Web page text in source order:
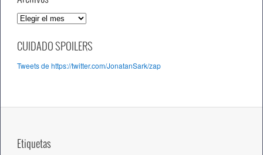
A
c
i
CUIDADO SPOILERS
Tweets de https://twitter.com/JonatanSark/zap
Etiquetas